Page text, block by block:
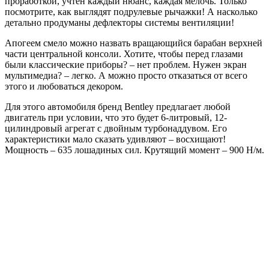
посмотрите, как выглядят подрулевые рычажки! А насколько
детально продуманы дефлекторы системы вентиляции!
Апогеем смело можно назвать вращающийся барабан верхней
части центральной консоли. Хотите, чтобы перед глазами
были классические приборы? – нет проблем. Нужен экран
мультимедиа? – легко. А можно просто отказаться от всего
этого и любоваться декором.
Для этого автомобиля бренд Bentley предлагает любой
двигатель при условии, что это будет 6-литровый, 12-
цилиндровый агрегат с двойным турбонаддувом. Его
характеристики мало сказать удивляют – восхищают!
Мощность – 635 лошадиных сил. Крутящий момент – 900 Н/м.